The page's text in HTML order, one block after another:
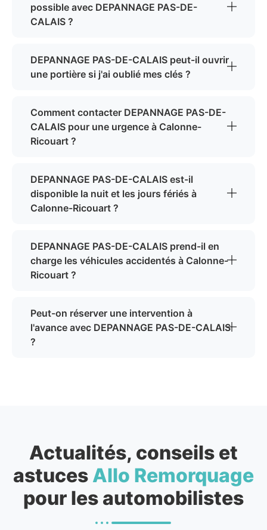
possible avec DEPANNAGE PAS-DE-
CALAIS ?
DEPANNAGE PAS-DE-CALAIS peut-il ouvrir
une portière si j'ai oublié mes clés ?
Comment contacter DEPANNAGE PAS-DE-
CALAIS pour une urgence à Calonne-
Ricouart ?
DEPANNAGE PAS-DE-CALAIS est-il
disponible la nuit et les jours fériés à
Calonne-Ricouart ?
DEPANNAGE PAS-DE-CALAIS prend-il en
charge les véhicules accidentés à Calonne-
Ricouart ?
Peut-on réserver une intervention à
l'avance avec DEPANNAGE PAS-DE-CALAIS
?
Actualités, conseils et
astuces Allo Remorquage
pour les automobilistes